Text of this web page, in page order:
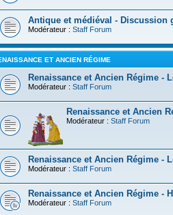
Antique et médiéval - Discussion
Modérateur : Staff Forum
ET ANCIEN RÉGIME
Renaissance et Ancien Régime -
Modérateur : Staff Forum
Renaissance et Ancien
Modérateur : Staff Forum
Renaissance et Ancien Régime -
Modérateur : Staff Forum
Renaissance et Ancien Régime -
Modérateur : Staff Forum